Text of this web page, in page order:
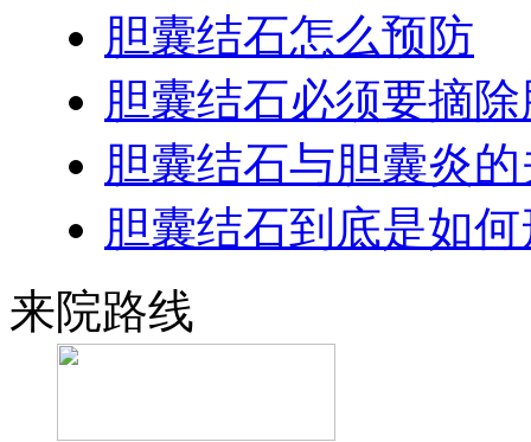
胆囊结石怎么预防
胆囊结石必须要摘
胆囊结石与胆囊炎
胆囊结石到底是如
来院路线